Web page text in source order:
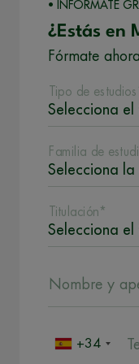
• INFÓRMATE
¿Estás en
Fórmate
Tipo de
Familia de
Titulación*
Nombre y
+34